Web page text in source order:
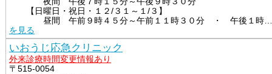
【日曜日・祝日・１２/３１～１/３】
昼間　午前９時４５分～午前１１時３０分　・　午後１時…
を見る
いおうじ応急クリニック
外来診療時間変更情報あり
〒515-0054